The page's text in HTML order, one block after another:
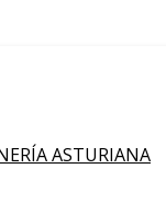
ASTURIANA